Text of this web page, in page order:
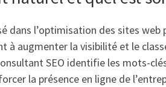
l’optimisation des sites web
augmenter la visibilité et le
SEO identifie les mots-
la présence en ligne de